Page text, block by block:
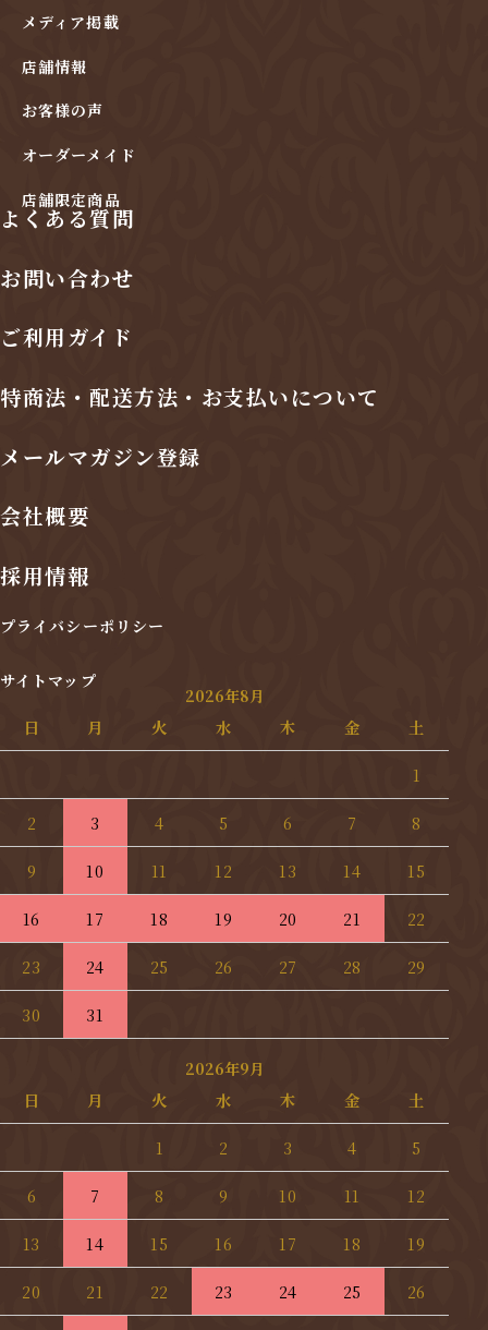
メディア掲載
店舗情報
お客様の声
オーダーメイド
店舗限定商品
よくある質問
お問い合わせ
ご利用ガイド
特商法・配送方法・お支払いについて
メールマガジン登録
会社概要
採用情報
プライバシーポリシー
サイトマップ
2026年8月
日 月 火 水 木 金 土
1
2 3 4 5 6 7 8
9 10 11 12 13 14 15
16 17 18 19 20 21 22
23 24 25 26 27 28 29
30 31
2026年9月
日 月 火 水 木 金 土
1 2 3 4 5
6 7 8 9 10 11 12
13 14 15 16 17 18 19
20 21 22 23 24 25 26